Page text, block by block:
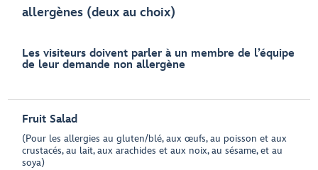
allergènes (deux au choix)
Les visiteurs doivent parler à un membre de l’équipe
de leur demande non allergène
Fruit Salad
(Pour les allergies au gluten/blé, aux œufs, au poisson et aux
crustacés, au lait, aux arachides et aux noix, au sésame, et au
soya)